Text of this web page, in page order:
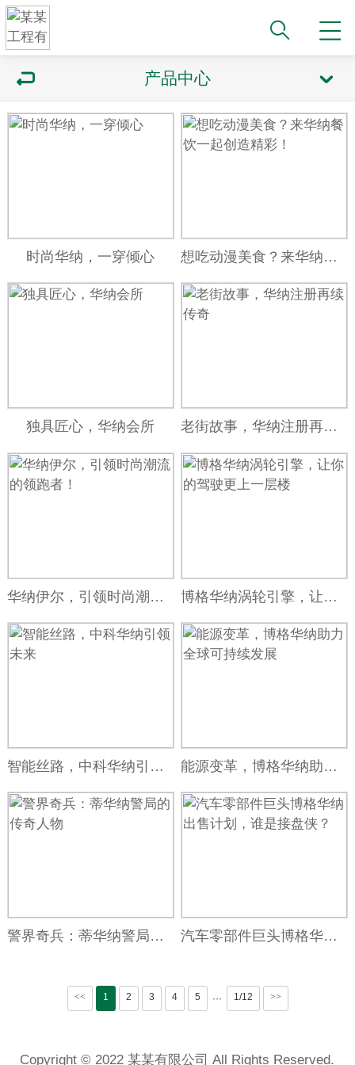
产品中心
时尚华纳，一穿倾心 想吃动漫美食？来华纳餐饮一起创造精彩！
独具匠心，华纳会所 老街故事，华纳注册再续传奇
华纳伊尔，引领时尚潮流的领跑者！ 博格华纳涡轮引擎，让你的驾驶更上一层楼
智能丝路，中科华纳引领未来 能源变革，博格华纳助力全球可持续发展
警界奇兵：蒂华纳警局的传奇人物 汽车零部件巨头博格华纳出售计划，谁是接盘侠？
<< 1 2 3 4 5 ··· 1/12 >>
Copyright © 2022 某某有限公司 All Rights Reserved.